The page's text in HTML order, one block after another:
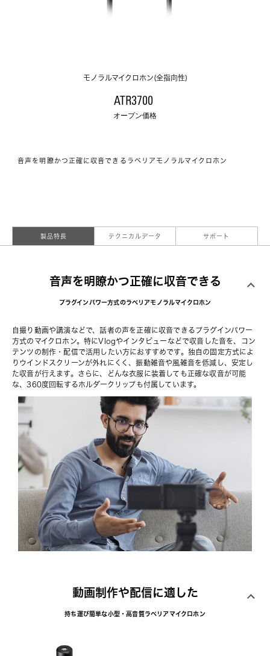
モノラルマイクロホン(全指向性)
ATR3700
オープン価格
音声を明瞭かつ正確に収音できるラベリアモノラルマイクロホン
製品特長 テクニカルデータ サポート
音声を明瞭かつ正確に収音できる
プラグインパワー方式のラベリアモノラルマイクロホン
自撮り動画や講演などで、話者の声を正確に収音できるプラグインパワー
方式のマイクロホン。特にVlogやインタビューなどで収音した音を、コン
テンツの制作・配信で活用したい方におすすめです。独自の固定方式によ
りウインドスクリーンが外れにくく、振動雑音や風雑音を低減し、安定し
た収音が行えます。さらに、どんな衣服に装着しても正確な収音が可能
な、360度回転するホルダークリップも付属しています。
動画制作や配信に適した
持ち運び簡単な小型・高音質ラベリアマイクロホン